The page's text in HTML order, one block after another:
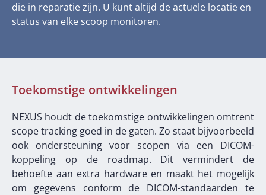
die in reparatie zijn. U kunt altijd de actuele locatie en
status van elke scoop monitoren.
Toekomstige ontwikkelingen
NEXUS houdt de toekomstige ontwikkelingen omtrent
scope tracking goed in de gaten. Zo staat bijvoorbeeld
ook ondersteuning voor scopen via een DICOM-
koppeling op de roadmap. Dit vermindert de
behoefte aan extra hardware en maakt het mogelijk
om gegevens conform de DICOM-standaarden te